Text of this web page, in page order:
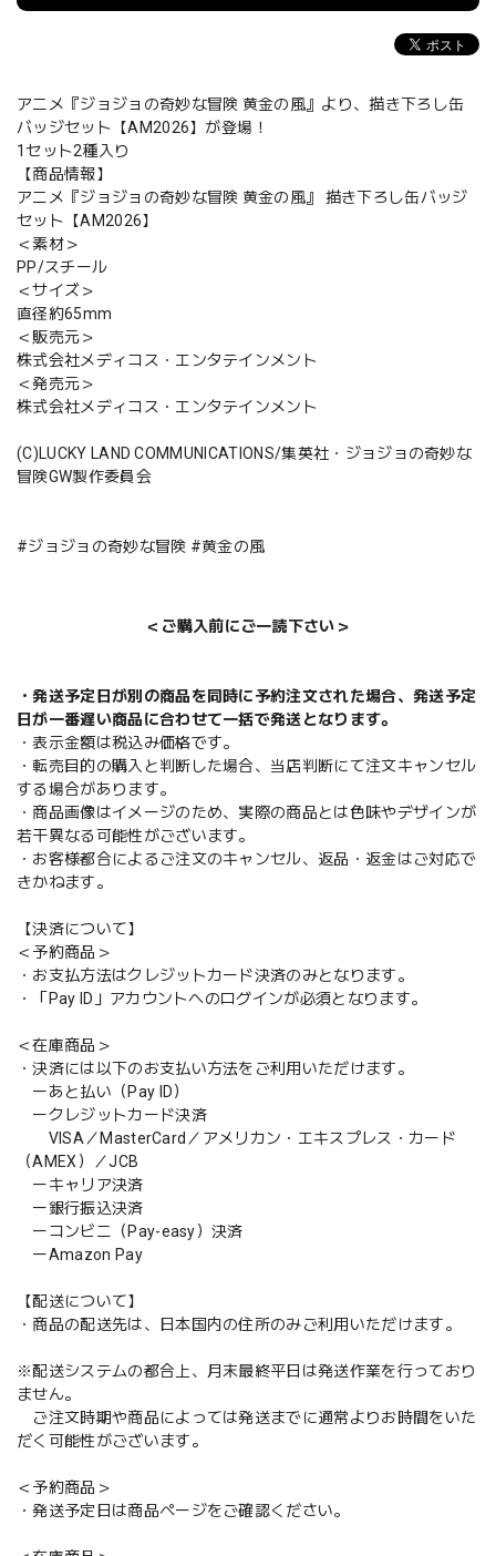
アニメ『ジョジョの奇妙な冒険 黄金の風』より、描き下ろし缶
バッジセット【AM2026】が登場！
1セット2種入り
【商品情報】
アニメ『ジョジョの奇妙な冒険 黄金の風』 描き下ろし缶バッジ
セット【AM2026】
＜素材＞
PP/スチール
＜サイズ＞
直径約65mm
＜販売元＞
株式会社メディコス・エンタテインメント
＜発売元＞
株式会社メディコス・エンタテインメント
(C)LUCKY LAND COMMUNICATIONS/集英社・ジョジョの奇妙な
冒険GW製作委員会
#ジョジョの奇妙な冒険 #黄金の風
＜ご購入前にご一読下さい＞
・発送予定日が別の商品を同時に予約注文された場合、発送予定
日が一番遅い商品に合わせて一括で発送となります。
・表示金額は税込み価格です。
・転売目的の購入と判断した場合、当店判断にて注文キャンセル
する場合があります。
・商品画像はイメージのため、実際の商品とは色味やデザインが
若干異なる可能性がございます。
・お客様都合によるご注文のキャンセル、返品・返金はご対応で
きかねます。
【決済について】
＜予約商品＞
・お支払方法はクレジットカード決済のみとなります。
・「Pay ID」アカウントへのログインが必須となります。
＜在庫商品＞
・決済には以下のお支払い方法をご利用いただけます。
ーあと払い（Pay ID）
ークレジットカード決済
VISA／MasterCard／アメリカン・エキスプレス・カード
（AMEX）／JCB
ーキャリア決済
ー銀行振込決済
ーコンビニ（Pay-easy）決済
ーAmazon Pay
【配送について】
・商品の配送先は、日本国内の住所のみご利用いただけます。
※配送システムの都合上、月末最終平日は発送作業を行っており
ません。
ご注文時期や商品によっては発送までに通常よりお時間をいた
だく可能性がございます。
＜予約商品＞
・発送予定日は商品ページをご確認ください。